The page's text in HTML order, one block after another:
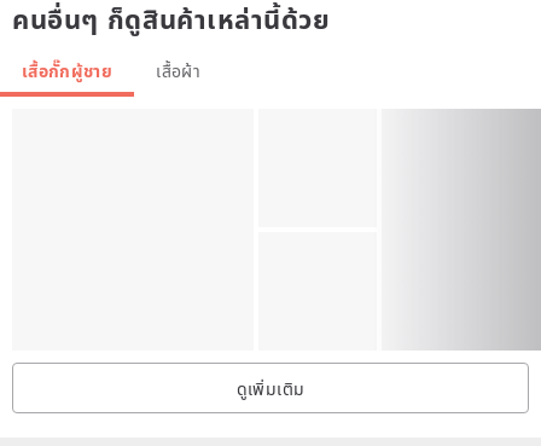
คนอื่นๆ ก็ดูสินค้าเหล่านี้ด้วย
เสื้อกั๊กผู้ชาย เสื้อผ้า
ดูเพิ่มเติม